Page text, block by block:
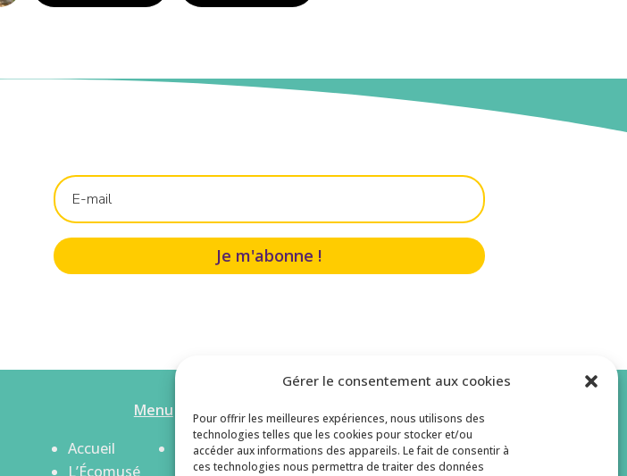
Gérer le consentement aux cookies
Pour offrir les meilleures expériences, nous utilisons des
technologies telles que les cookies pour stocker et/ou
accéder aux informations des appareils. Le fait de consentir à
ces technologies nous permettra de traiter des données
Je m'abonne !
Menu
Accueil
L’Écomusé
Les
sections
Suivez nous !